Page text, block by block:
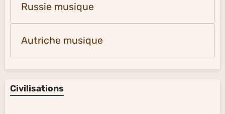
Russie musique
Autriche musique
Civilisations